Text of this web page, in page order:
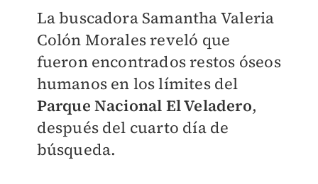
La buscadora Samantha Valeria
Colón Morales reveló que
fueron encontrados restos óseos
humanos en los límites del
Parque Nacional El Veladero,
después del cuarto día de
búsqueda.